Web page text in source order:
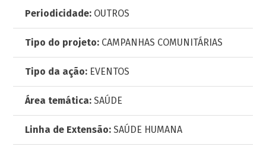
Periodicidade: OUTROS
Tipo do projeto: CAMPANHAS COMUNITÁRIAS
Tipo da ação: EVENTOS
Área temática: SAÚDE
Linha de Extensão: SAÚDE HUMANA